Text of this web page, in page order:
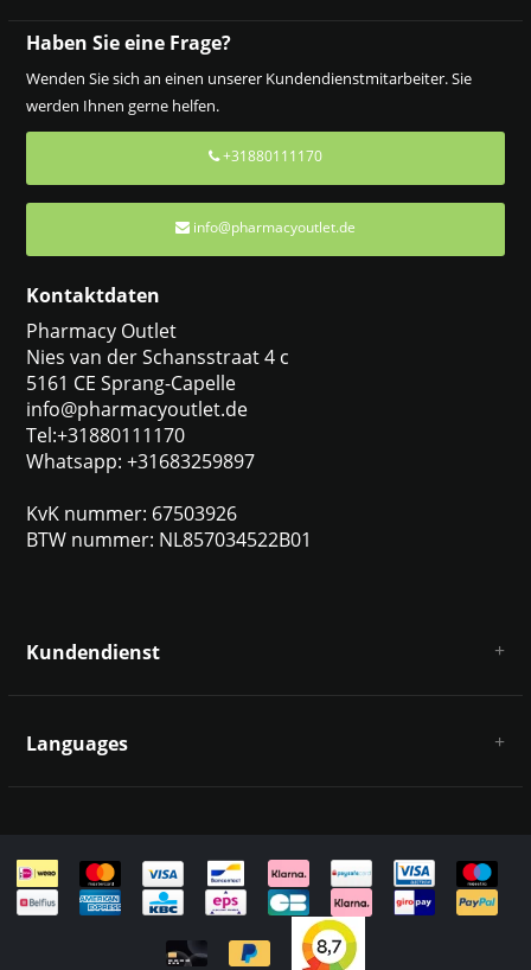
Haben Sie eine Frage?
Wenden Sie sich an einen unserer Kundendienstmitarbeiter. Sie
werden Ihnen gerne helfen.
+31880111170
info@pharmacyoutlet.de
Kontaktdaten
Pharmacy Outlet
Nies van der Schansstraat 4 c
5161 CE Sprang-Capelle
info@pharmacyoutlet.de
Tel:+31880111170
Whatsapp: +31683259897
KvK nummer: 67503926
BTW nummer: NL857034522B01
Kundendienst
Haftungsausschluss und Datenschutz
Sitemap
Languages
English